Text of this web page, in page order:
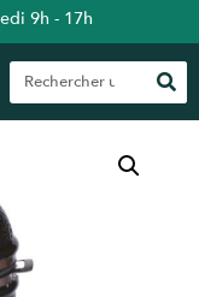
9h - 17h